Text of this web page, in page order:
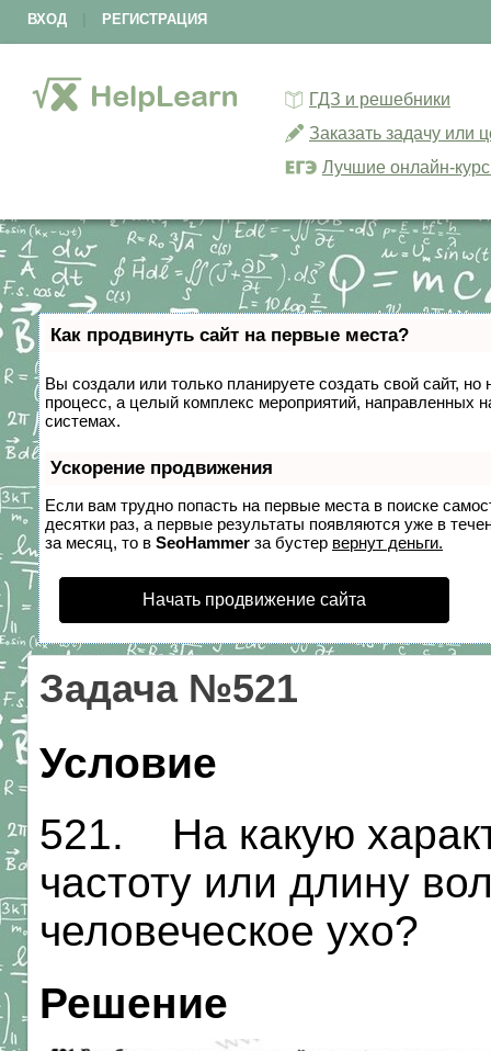
ВХОД РЕГИСТРАЦИЯ
ГДЗ и решебники
Заказать задачу или
Лучшие онлайн-
Как продвинуть сайт на первые места?
Вы создали или только планируете создать свой сайт,
процесс, а целый комплекс мероприятий, направленных
системах.
Ускорение продвижения
Если вам трудно попасть на первые места в поиске
десятки раз, а первые результаты появляются уже в
за месяц, то в SeoHammer за бустер вернут деньги.
Начать продвижение сайта
Задача №521
Условие
521. На какую
частоту или длину
человеческое ухо?
Решение